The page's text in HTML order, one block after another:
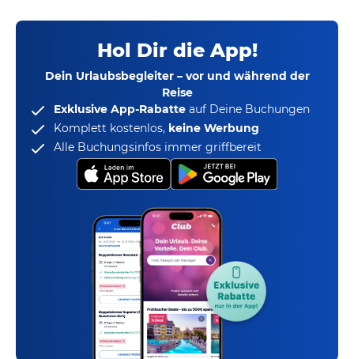
Hol Dir die App!
Dein Urlaubsbegleiter – vor und während der
Reise
Exklusive App-Rabatte auf Deine Buchungen
Komplett kostenlos, keine Werbung
Alle Buchungsinfos immer griffbereit